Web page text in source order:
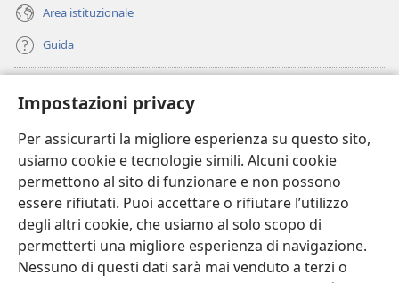
Impostazioni privacy
Per assicurarti la migliore esperienza su questo sito,
usiamo cookie e tecnologie simili. Alcuni cookie
permettono al sito di funzionare e non possono
essere rifiutati. Puoi accettare o rifiutare l’utilizzo
degli altri cookie, che usiamo al solo scopo di
permetterti una migliore esperienza di navigazione.
Nessuno di questi dati sarà mai venduto a terzi o
Area istituzionale
Guida
(apre
una
nuova
finestra)
BIBLIOTECA ONLINE Watchtower
(apre
una
nuova
finestra)
JW Hub
(apre
una
nuova
finestra)
JW Library
Watchtower Library®